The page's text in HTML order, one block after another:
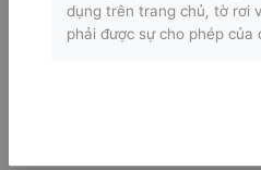
dụng trên trang chủ, tờ rơi
phải được sự cho phép của